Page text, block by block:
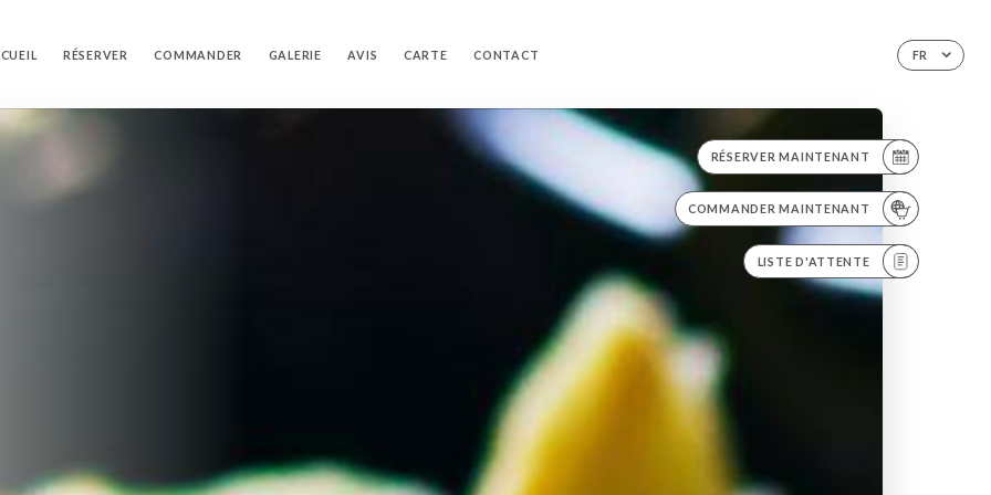
FR
RÉSERVER COMMANDER GALERIE AVIS CARTE CONTACT
RÉSERVER MAINTENANT
COMMANDER MAINTENANT
LISTE D'ATTENTE